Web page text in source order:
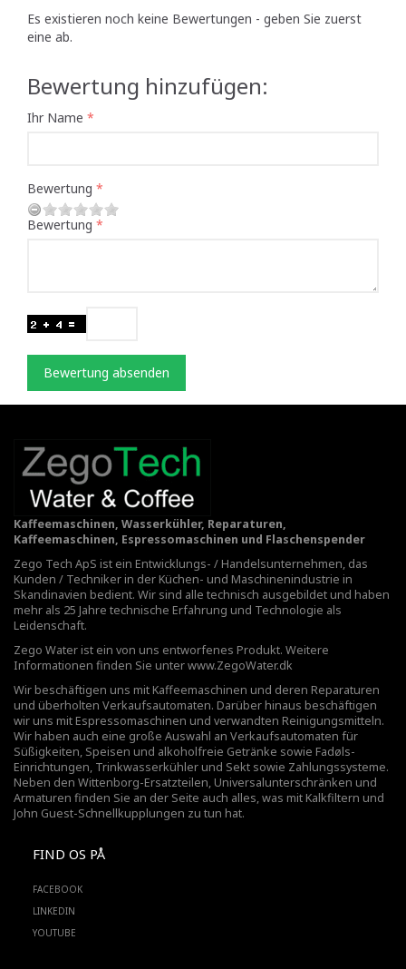
Es existieren noch keine Bewertungen - geben Sie zuerst
eine ab.
Bewertung hinzufügen:
Ihr Name
Bewertung
Bewertung
Bewertung absenden
Kaffeemaschinen, Wasserkühler, Reparaturen,
Kaffeemaschinen, Espressomaschinen und Flaschenspender
Zego Tech ApS ist ein Entwicklungs- / Handelsunternehmen, das
Kunden / Techniker in der Küchen- und Maschinenindustrie in
Skandinavien bedient. Wir sind alle technisch ausgebildet und haben
mehr als 25 Jahre technische Erfahrung und Technologie als
Leidenschaft.
Zego Water ist ein von uns entworfenes Produkt. Weitere
Informationen finden Sie unterwww.ZegoWater.dk
Wir beschäftigen uns mit Kaffeemaschinen und deren Reparaturen
und überholten Verkaufsautomaten. Darüber hinaus beschäftigen
wir uns mit Espressomaschinen und verwandten Reinigungsmitteln.
Wir haben auch eine große Auswahl an Verkaufsautomaten für
Süßigkeiten, Speisen und alkoholfreie Getränke sowie Fadøls-
Einrichtungen, Trinkwasserkühler und Sekt sowie Zahlungssysteme.
Neben den Wittenborg-Ersatzteilen, Universalunterschränken und
Armaturen finden Sie an der Seite auch alles, was mit Kalkfiltern und
John Guest-Schnellkupplungen zu tun hat.
FIND OS PÅ
FACEBOOK
LINKEDIN
YOUTUBE